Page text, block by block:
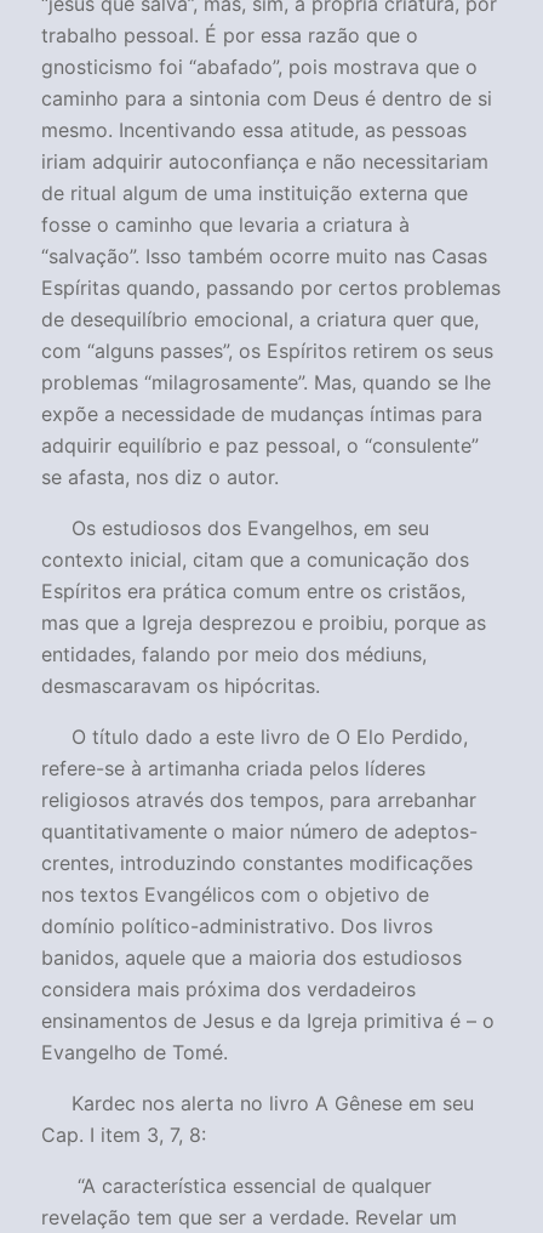
trabalho pessoal. É por essa razão que o
gnosticismo foi “abafado”, pois mostrava que o
caminho para a sintonia com Deus é dentro de si
mesmo. Incentivando essa atitude, as pessoas
iriam adquirir autoconfiança e não necessitariam
de ritual algum de uma instituição externa que
fosse o caminho que levaria a criatura à
“salvação”. Isso também ocorre muito nas Casas
Espíritas quando, passando por certos problemas
de desequilíbrio emocional, a criatura quer que,
com “alguns passes”, os Espíritos retirem os seus
problemas “milagrosamente”. Mas, quando se lhe
expõe a necessidade de mudanças íntimas para
adquirir equilíbrio e paz pessoal, o “consulente”
se afasta, nos diz o autor.
Os estudiosos dos Evangelhos, em seu
contexto inicial, citam que a comunicação dos
Espíritos era prática comum entre os cristãos,
mas que a Igreja desprezou e proibiu, porque as
entidades, falando por meio dos médiuns,
desmascaravam os hipócritas.
O título dado a este livro de O Elo Perdido,
refere-se à artimanha criada pelos líderes
religiosos através dos tempos, para arrebanhar
quantitativamente o maior número de adeptos-
crentes, introduzindo constantes modificações
nos textos Evangélicos com o objetivo de
domínio político-administrativo. Dos livros
banidos, aquele que a maioria dos estudiosos
considera mais próxima dos verdadeiros
ensinamentos de Jesus e da Igreja primitiva é – o
Evangelho de Tomé.
Kardec nos alerta no livro A Gênese em seu
Cap. I item 3, 7, 8:
“A característica essencial de qualquer
revelação tem que ser a verdade. Revelar um